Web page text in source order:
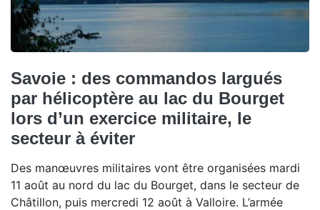
Savoie : des commandos largués
par hélicoptère au lac du Bourget
lors d’un exercice militaire, le
secteur à éviter
Des manœuvres militaires vont être organisées mardi
11 août au nord du lac du Bourget, dans le secteur de
Châtillon, puis mercredi 12 août à Valloire. L’armée